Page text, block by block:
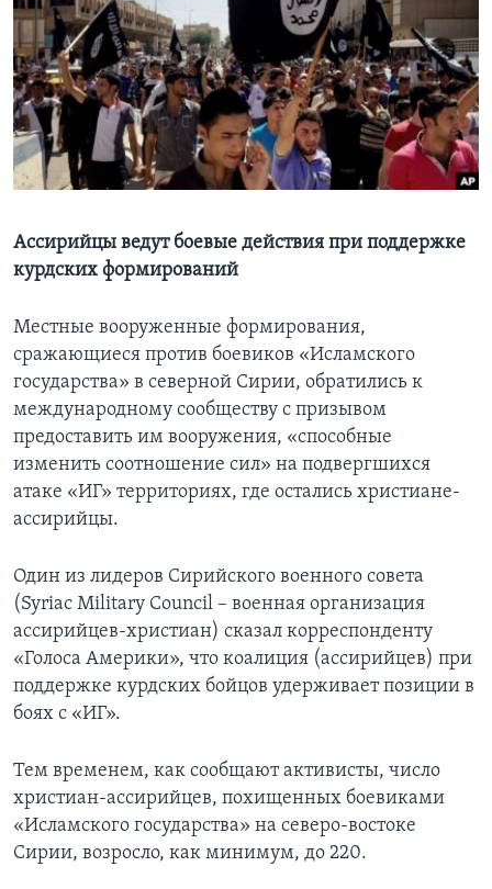
Learning English
СОЦИАЛЬНЫЕ СЕТИ
Ассирийцы ведут боевые действия при поддержке
курдских формирований
Местные вооруженные формирования,
сражающиеся против боевиков «Исламского
государства» в северной Сирии, обратились к
международному сообществу с призывом
предоставить им вооружения, «способные
изменить соотношение сил» на подвергшихся
атаке «ИГ» территориях, где остались христиане-
ассирийцы.
Один из лидеров Сирийского военного совета
(Syriac Military Council – военная организация
ассирийцев-христиан) сказал корреспонденту
«Голоса Америки», что коалиция (ассирийцев) при
поддержке курдских бойцов удерживает позиции в
боях с «ИГ».
Тем временем, как сообщают активисты, число
христиан-ассирийцев, похищенных боевиками
«Исламского государства» на северо-востоке
Сирии, возросло, как минимум, до 220.